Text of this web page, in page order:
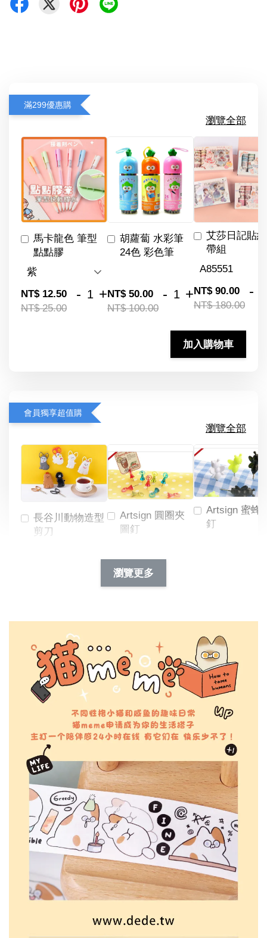
滿299優惠購
瀏覽全部
馬卡龍色 筆型
點點膠
NT$ 12.50
NT$ 25.00
- +
胡蘿蔔 水彩筆
24色 彩色筆
NT$ 50.00
NT$ 100.00
- +
艾莎日記貼
帶組
NT$ 90.00
NT$ 180.00
-
加入購物車
會員獨享超值購
瀏覽全部
長谷川動物造型
剪刀
Artsign 圓圈夾
圖釘
NT$ 19.00
NT$ 66.00
Artsign 蜜蜂
釘
加入購物車
瀏覽更多